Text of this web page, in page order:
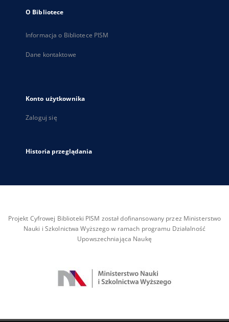
O Bibliotece
Informacja o Bibliotece PISM
Dane kontaktowe
Konto użytkownika
Zaloguj się
Historia przeglądania
Projekt Cyfrowej Biblioteki PISM został dofinansowany przez Ministerstwo
Nauki i Szkolnictwa Wyższego w ramach programu Działalność
Upowszechniająca Naukę